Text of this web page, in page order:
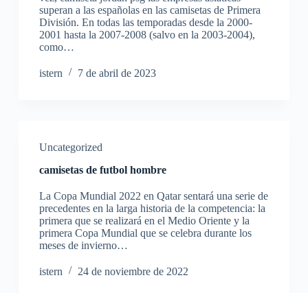
superan a las españolas en las camisetas de Primera
División. En todas las temporadas desde la 2000-
2001 hasta la 2007-2008 (salvo en la 2003-2004),
como…
istern 7 de abril de 2023
Uncategorized
camisetas de futbol hombre
La Copa Mundial 2022 en Qatar sentará una serie de
precedentes en la larga historia de la competencia: la
primera que se realizará en el Medio Oriente y la
primera Copa Mundial que se celebra durante los
meses de invierno…
istern 24 de noviembre de 2022